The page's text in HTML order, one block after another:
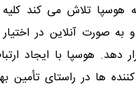
تلاش می کند کلیه
به صورت آنلاین در
دهد. هوسپا با ایجاد
کننده ها در راستای تأمین